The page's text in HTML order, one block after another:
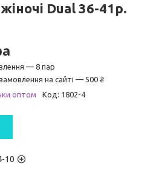
Dual 36-41р.
— 8 пар
на сайті — 500 ₴
оптом Код: 1802-4
10